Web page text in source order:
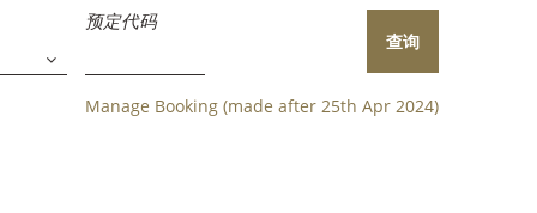
预定代码
查询
Manage Booking (made after 25th Apr 2024)